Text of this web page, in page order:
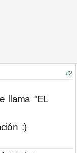
#2
llama "EL
:)